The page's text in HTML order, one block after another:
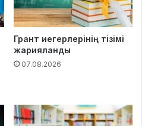
Грант иегерлерінің тізімі
жарияланды
07.08.2026